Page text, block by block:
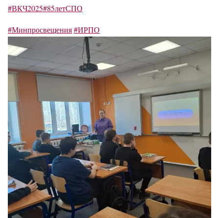
#ВКЧ2025#85летСПО
#Минпросвещения#ИРПО